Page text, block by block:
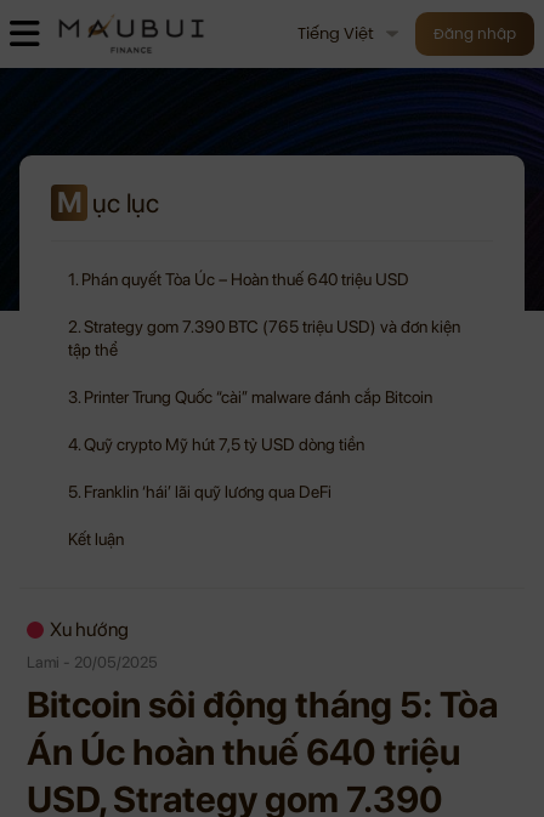
Tiếng Việt Đăng nhập
M ục lục
1. Phán quyết Tòa Úc – Hoàn thuế 640 triệu USD
2. Strategy gom 7.390 BTC (765 triệu USD) và đơn kiện
tập thể
3. Printer Trung Quốc “cài” malware đánh cắp Bitcoin
4. Quỹ crypto Mỹ hút 7,5 tỷ USD dòng tiền
5. Franklin ‘hái’ lãi quỹ lương qua DeFi
Kết luận
Xu hướng
Lami - 20/05/2025
Bitcoin sôi động tháng 5: Tòa
Án Úc hoàn thuế 640 triệu
USD, Strategy gom 7.390